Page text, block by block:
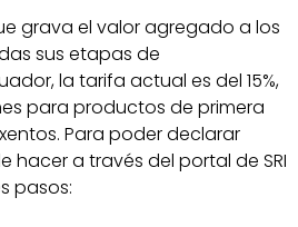
grava el valor agregado a los
sus etapas de
la tarifa actual es del 15%,
para productos de primera
Para poder declarar
hacer a través del portal de SRI
pasos: